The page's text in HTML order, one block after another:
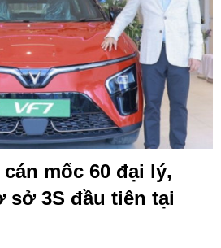
mốc 60 đại lý,
3S đầu tiên tại